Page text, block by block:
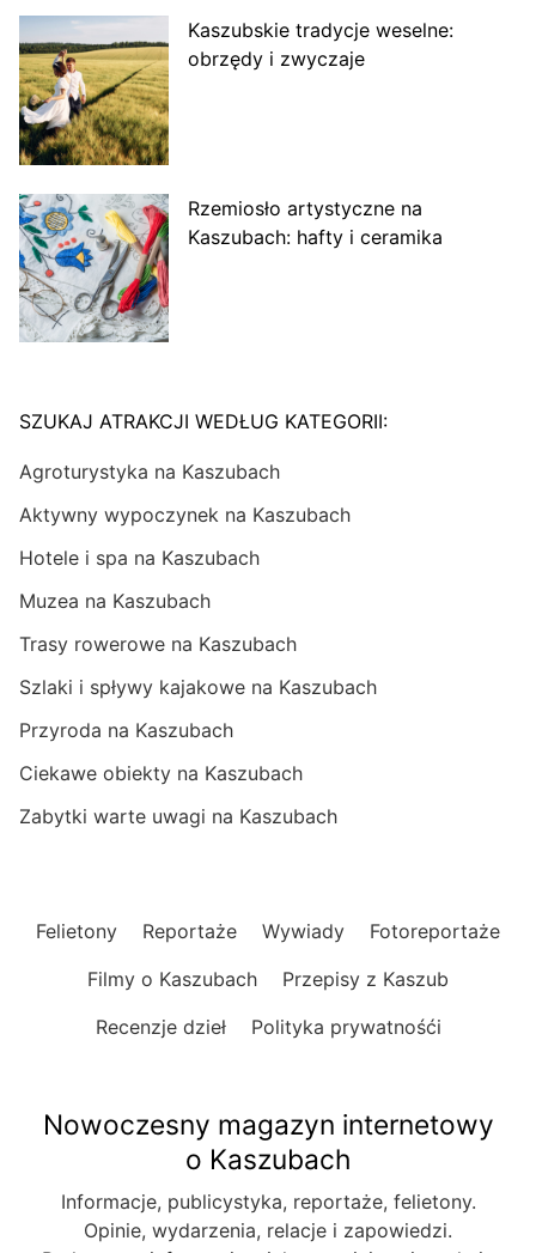
Kaszubskie tradycje weselne:
obrzędy i zwyczaje
Rzemiosło artystyczne na
Kaszubach: hafty i ceramika
SZUKAJ ATRAKCJI WEDŁUG KATEGORII:
Agroturystyka na Kaszubach
Aktywny wypoczynek na Kaszubach
Hotele i spa na Kaszubach
Muzea na Kaszubach
Trasy rowerowe na Kaszubach
Szlaki i spływy kajakowe na Kaszubach
Przyroda na Kaszubach
Ciekawe obiekty na Kaszubach
Zabytki warte uwagi na Kaszubach
Felietony Reportaże Wywiady
Fotoreportaże
Filmy o Kaszubach
Przepisy z Kaszub
Recenzje dzieł
Polityka prywatnośći
Nowoczesny magazyn internetowy
o Kaszubach
Informacje, publicystyka, reportaże, felietony.
Opinie, wydarzenia, relacje i zapowiedzi.